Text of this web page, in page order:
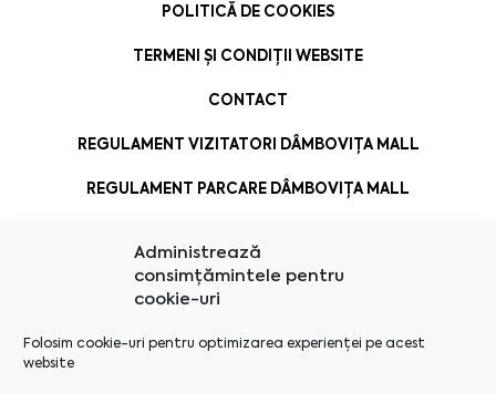
Administrează
consimțămintele pentru
cookie-uri
Folosim cookie-uri pentru optimizarea experienței pe acest
website
POLITICĂ DE COOKIES
TERMENI ȘI CONDIȚII WEBSITE
CONTACT
REGULAMENT VIZITATORI DÂMBOVIȚA MALL
REGULAMENT PARCARE DÂMBOVIȚA MALL